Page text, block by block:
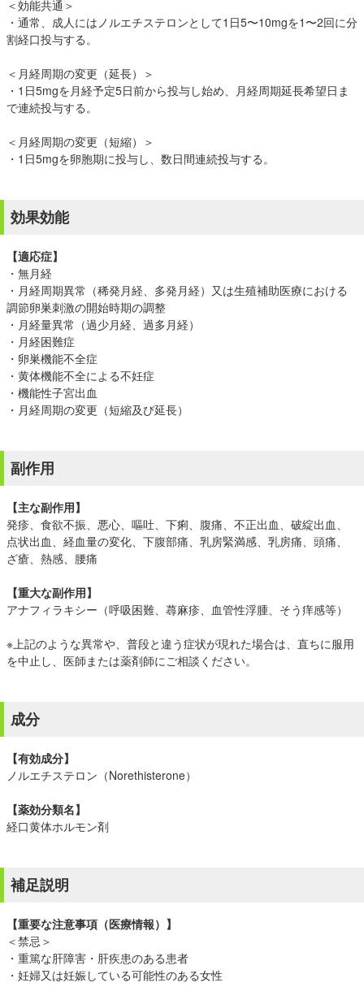
＜効能共通＞
・通常、成人にはノルエチステロンとして1日5〜10mgを1〜2回に分
割経口投与する。
＜月経周期の変更（延長）＞
・1日5mgを月経予定5日前から投与し始め、月経周期延長希望日ま
で連続投与する。
＜月経周期の変更（短縮）＞
・1日5mgを卵胞期に投与し、数日間連続投与する。
効果効能
【適応症】
・無月経
・月経周期異常（稀発月経、多発月経）又は生殖補助医療における
調節卵巣刺激の開始時期の調整
・月経量異常（過少月経、過多月経）
・月経困難症
・卵巣機能不全症
・黄体機能不全による不妊症
・機能性子宮出血
・月経周期の変更（短縮及び延長）
副作用
【主な副作用】
発疹、食欲不振、悪心、嘔吐、下痢、腹痛、不正出血、破綻出血、
点状出血、経血量の変化、下腹部痛、乳房緊満感、乳房痛、頭痛、
ざ瘡、熱感、腰痛
【重大な副作用】
アナフィラキシー（呼吸困難、蕁麻疹、血管性浮腫、そう痒感等）
※上記のような異常や、普段と違う症状が現れた場合は、直ちに服用
を中止し、医師または薬剤師にご相談ください。
成分
【有効成分】
ノルエチステロン（Norethisterone）
【薬効分類名】
経口黄体ホルモン剤
補足説明
【重要な注意事項（医療情報）】
＜禁忌＞
・重篤な肝障害・肝疾患のある患者
・妊婦又は妊娠している可能性のある女性